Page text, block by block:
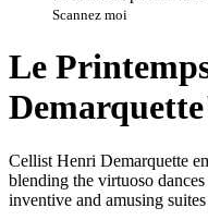
Scannez moi
Le
Cellist Henri Demarquette
blending the virtuoso
inventive and amusing